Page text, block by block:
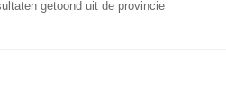
getoond uit de provincie